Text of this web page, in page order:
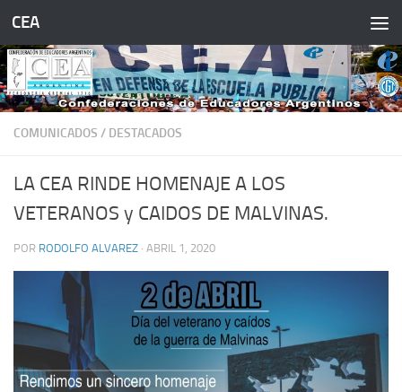
Saltar al contenido
CEA
COMUNICADOS / DESTACADOS
LA CEA RINDE HOMENAJE A LOS
VETERANOS y CAIDOS DE MALVINAS.
POR RODOLFO ALVAREZ · ABRIL 1, 2020